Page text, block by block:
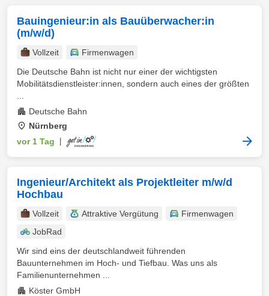
Bauingenieur:in als Bauüberwacher:in
(m/w/d)
Vollzeit
Firmenwagen
Die Deutsche Bahn ist nicht nur einer der wichtigsten
Mobilitätsdienstleister:innen, sondern auch eines der größten
Deutsche Bahn
Nürnberg
vor 1 Tag
Ingenieur/Architekt als Projektleiter m/w/d
Hochbau
Vollzeit Attraktive Vergütung
Firmenwagen
JobRad
Wir sind eins der deutschlandweit führenden
Bauunternehmen im Hoch- und Tiefbau. Was uns als
Familienunternehmen ...
Köster GmbH